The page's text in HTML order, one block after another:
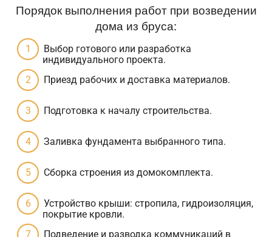
Порядок выполнения работ при возведении
дома из бруса:
Выбор готового или разработка
индивидуального проекта.
Приезд рабочих и доставка материалов.
Подготовка к началу строительства.
Заливка фундамента выбранного типа.
Сборка строения из домокомплекта.
Устройство крыши: стропила, гидроизоляция,
покрытие кровли.
Подведение и разводка коммуникаций в